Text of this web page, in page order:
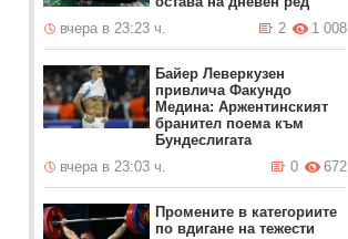
вчера в 23:23 ч.
1 008
2
Байер Леверкузен
привлича Факундо
Медина: Аржентинският
бранител поема към
Бундеслигата
вчера в 23:03 ч.
672
0
Промените в категориите
по вдигане на тежести